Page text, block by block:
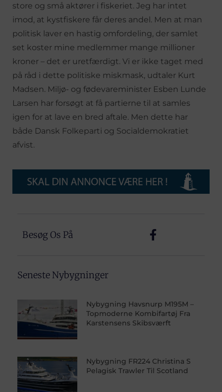
store og små aktører i fiskeriet. Jeg har intet
imod, at kystfiskere får deres andel. Men at man
politisk laver en hastig omfordeling, der samlet
set koster mine medlemmer mange millioner
kroner – det er uretfærdigt. Vi er ikke taget med
på råd i dette politiske miskmask, udtaler Kurt
Madsen. Miljø- og fødevareminister Esben Lunde
Larsen har forsøgt at få partierne til at samles
igen for at lave en bred aftale. Men dette har
både Dansk Folkeparti og Socialdemokratiet
afvist.
Besøg Os På
Seneste Nybygninger
Nybygning Havsnurp M195M –
Topmoderne Kombifartøj Fra
Karstensens Skibsværft
Nybygning FR224 Christina S
Pelagisk Trawler Til Scotland